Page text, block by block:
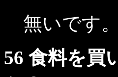
無いです
56 食料を買